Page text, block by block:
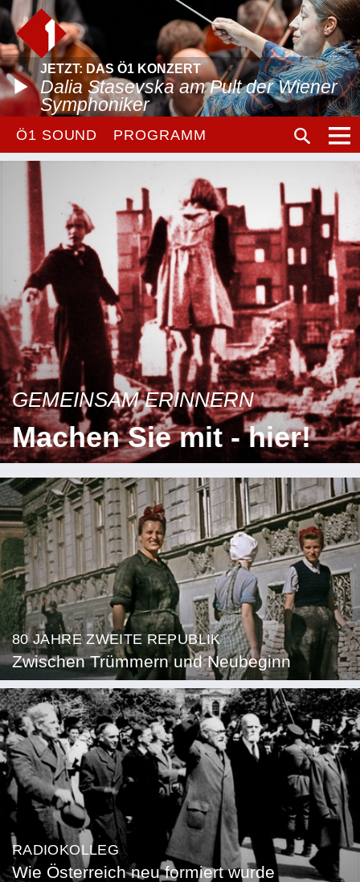
JETZT: DAS Ö1 KONZERT
Dalia Stasevska am Pult der Wiener
Symphoniker
Ö1 SOUND PROGRAMM
GEMEINSAM ERINNERN
Machen Sie mit - hier!
80 JAHRE ZWEITE REPUBLIK
Zwischen Trümmern und Neubeginn
RADIOKOLLEG
Wie Österreich neu formiert wurde